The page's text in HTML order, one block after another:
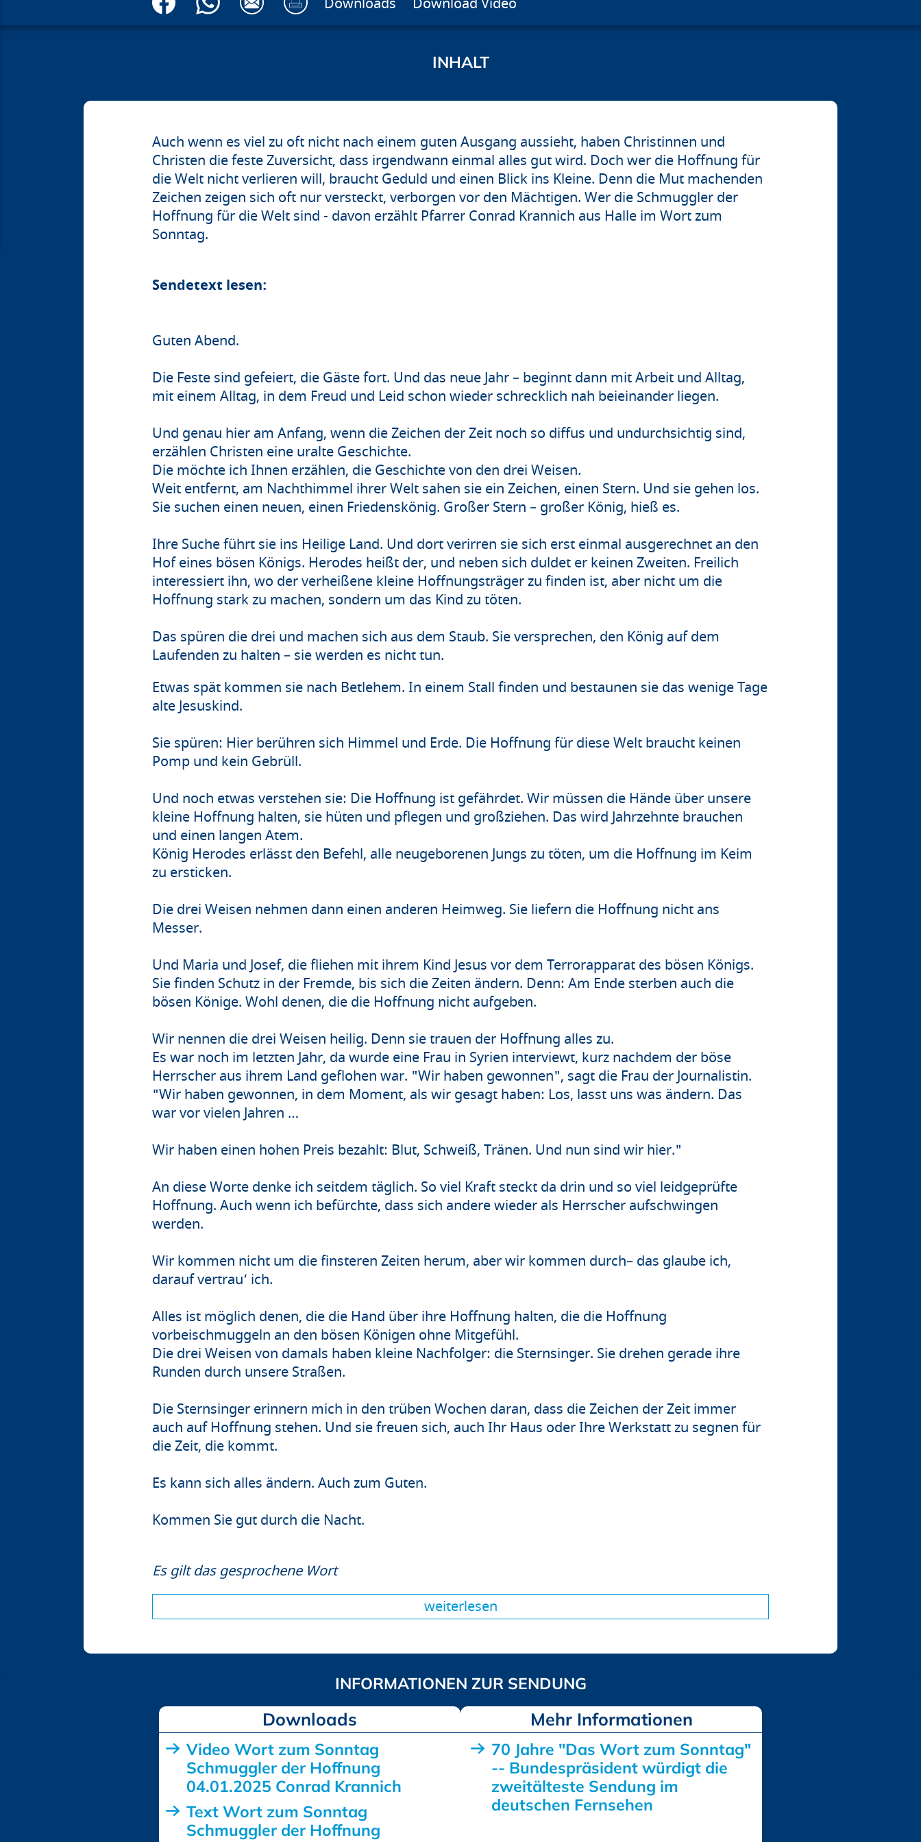
Auch wenn es viel zu oft nicht nach einem guten Ausgang aussieht, haben Christinnen und
Christen die feste Zuversicht, dass irgendwann einmal alles gut wird. Doch wer die Hoffnung für
die Welt nicht verlieren will, braucht Geduld und einen Blick ins Kleine. Denn die Mut machenden
Zeichen zeigen sich oft nur versteckt, verborgen vor den Mächtigen. Wer die Schmuggler der
Hoffnung für die Welt sind - davon erzählt Pfarrer Conrad Krannich aus Halle im Wort zum
Sonntag.
Sendetext lesen:
Guten Abend.
Die Feste sind gefeiert, die Gäste fort. Und das neue Jahr – beginnt dann mit Arbeit und Alltag,
mit einem Alltag, in dem Freud und Leid schon wieder schrecklich nah beieinander liegen.
Und genau hier am Anfang, wenn die Zeichen der Zeit noch so diffus und undurchsichtig sind,
erzählen Christen eine uralte Geschichte.
Die möchte ich Ihnen erzählen, die Geschichte von den drei Weisen.
Weit entfernt, am Nachthimmel ihrer Welt sahen sie ein Zeichen, einen Stern. Und sie gehen los.
Sie suchen einen neuen, einen Friedenskönig. Großer Stern – großer König, hieß es.
Ihre Suche führt sie ins Heilige Land. Und dort verirren sie sich erst einmal ausgerechnet an den
Hof eines bösen Königs. Herodes heißt der, und neben sich duldet er keinen Zweiten. Freilich
interessiert ihn, wo der verheißene kleine Hoffnungsträger zu finden ist, aber nicht um die
Hoffnung stark zu machen, sondern um das Kind zu töten.
Das spüren die drei und machen sich aus dem Staub. Sie versprechen, den König auf dem
Laufenden zu halten – sie werden es nicht tun.
Etwas spät kommen sie nach Betlehem. In einem Stall finden und bestaunen sie das wenige Tage
alte Jesuskind.
Sie spüren: Hier berühren sich Himmel und Erde. Die Hoffnung für diese Welt braucht keinen
Pomp und kein Gebrüll.
Und noch etwas verstehen sie: Die Hoffnung ist gefährdet. Wir müssen die Hände über unsere
kleine Hoffnung halten, sie hüten und pflegen und großziehen. Das wird Jahrzehnte brauchen
und einen langen Atem.
König Herodes erlässt den Befehl, alle neugeborenen Jungs zu töten, um die Hoffnung im Keim
zu ersticken.
Die drei Weisen nehmen dann einen anderen Heimweg. Sie liefern die Hoffnung nicht ans
Messer.
Und Maria und Josef, die fliehen mit ihrem Kind Jesus vor dem Terrorapparat des bösen Königs.
Sie finden Schutz in der Fremde, bis sich die Zeiten ändern. Denn: Am Ende sterben auch die
bösen Könige. Wohl denen, die die Hoffnung nicht aufgeben.
Wir nennen die drei Weisen heilig. Denn sie trauen der Hoffnung alles zu.
Es war noch im letzten Jahr, da wurde eine Frau in Syrien interviewt, kurz nachdem der böse
Herrscher aus ihrem Land geflohen war. "Wir haben gewonnen", sagt die Frau der Journalistin.
"Wir haben gewonnen, in dem Moment, als wir gesagt haben: Los, lasst uns was ändern. Das
war vor vielen Jahren …
Wir haben einen hohen Preis bezahlt: Blut, Schweiß, Tränen. Und nun sind wir hier."
An diese Worte denke ich seitdem täglich. So viel Kraft steckt da drin und so viel leidgeprüfte
Hoffnung. Auch wenn ich befürchte, dass sich andere wieder als Herrscher aufschwingen
werden.
Wir kommen nicht um die finsteren Zeiten herum, aber wir kommen durch– das glaube ich,
darauf vertrau‘ ich.
Alles ist möglich denen, die die Hand über ihre Hoffnung halten, die die Hoffnung
vorbeischmuggeln an den bösen Königen ohne Mitgefühl.
Die drei Weisen von damals haben kleine Nachfolger: die Sternsinger. Sie drehen gerade ihre
Runden durch unsere Straßen.
Die Sternsinger erinnern mich in den trüben Wochen daran, dass die Zeichen der Zeit immer
auch auf Hoffnung stehen. Und sie freuen sich, auch Ihr Haus oder Ihre Werkstatt zu segnen für
die Zeit, die kommt.
Es kann sich alles ändern. Auch zum Guten.
Kommen Sie gut durch die Nacht.
Es gilt das gesprochene Wort
weiterlesen
Downloads
Video Wort zum Sonntag
Schmuggler der Hoffnung
04.01.2025 Conrad Krannich
Text Wort zum Sonntag
Schmuggler der Hoffnung
70 Jahre "Das Wort zum Sonntag"
-- Bundespräsident würdigt die
zweitälteste Sendung im
deutschen Fernsehen